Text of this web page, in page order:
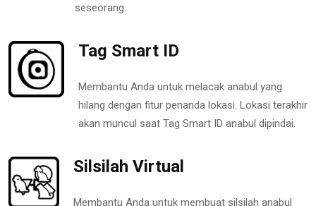
seseorang.
Tag Smart ID
Membantu Anda untuk melacak anabul yang
hilang dengan fitur penanda lokasi. Lokasi terakhir
akan muncul saat Tag Smart ID anabul dipindai.
Silsilah Virtual
Membantu Anda untuk membuat silsilah anabul